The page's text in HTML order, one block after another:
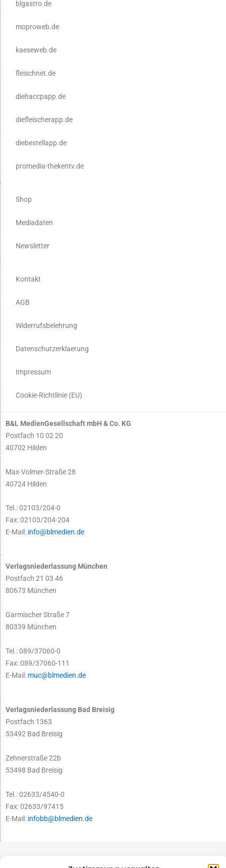
blgastro.de
moproweb.de
kaeseweb.de
fleischnet.de
diehaccpapp.de
diefleischerapp.de
diebestellapp.de
promedia-thekentv.de
Shop
Mediadaten
Newsletter
Kontakt
AGB
Widerrufsbelehrung
Datenschutzerklaerung
Impressum
Cookie-Richtlinie (EU)
B&L MedienGesellschaft mbH & Co. KG
Postfach 10 02 20
40702 Hilden
Max-Volmer-Straße 28
40724 Hilden
Tel.: 02103/204-0
Fax: 02103/204-204
E-Mail: info@blmedien.de
Verlagsniederlassung München
Postfach 21 03 46
80673 München
Garmischer Straße 7
80339 München
Tel.: 089/37060-0
Fax: 089/37060-111
E-Mail: muc@blmedien.de
Verlagsniederlassung Bad Breisig
Postfach 1363
53492 Bad Breisig
Zehnerstraße 22b
53498 Bad Breisig
Tel.: 02633/4540-0
Fax: 02633/97415
E-Mail: infobb@blmedien.de